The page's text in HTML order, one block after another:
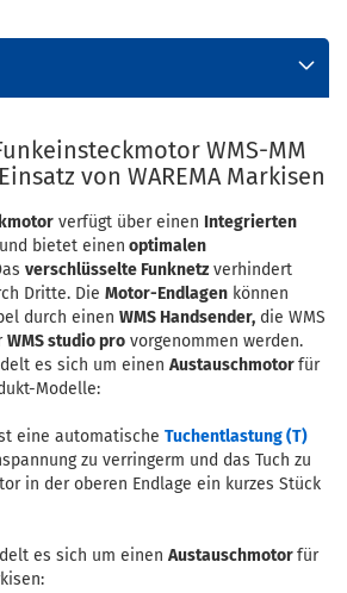
WMS-MM
von WAREMA Markisen
verfügt über einen Integrierten
und bietet einen optimalen
verschlüsselte Funknetz verhindert
Dritte. Die Motor-Endlagen können
durch einen WMS Handsender, die WMS
WMS studio pro vorgenommen werden.
es sich um einen Austauschmotorfür
Modelle:
eine automatische Tuchentlastung (T)
zu verringerm und das Tuch zu
in der oberen Endlage ein kurzes Stück
es sich um einen Austauschmotorfür